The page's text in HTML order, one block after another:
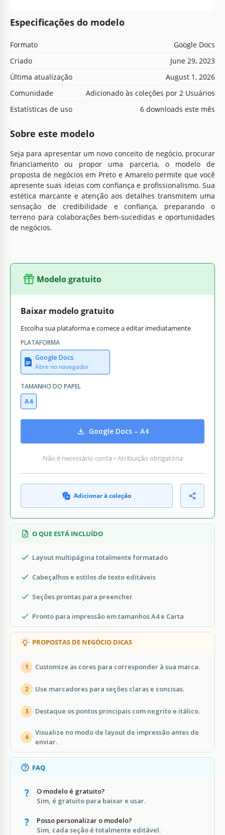
Especificações do modelo
Formato
Google Docs
Criado
June 29, 2023
Última atualização
August 1, 2026
Comunidade
Adicionado às coleções por 2 Usuários
Estatísticas de uso
6 downloads este mês
Sobre este modelo
Seja para apresentar um novo conceito de negócio, procurar
financiamento ou propor uma parceria, o modelo de
proposta de negócios em Preto e Amarelo permite que você
apresente suas ideias com confiança e profissionalismo. Sua
estética marcante e atenção aos detalhes transmitem uma
sensação de credibilidade e confiança, preparando o
terreno para colaborações bem-sucedidas e oportunidades
de negócios.
Modelo gratuito
Baixar modelo gratuito
Escolha sua plataforma e comece a editar imediatamente
PLATAFORMA
Google Docs
Abre no navegador
TAMANHO DO PAPEL
A4
Google Docs – A4
Não é necessário conta • Atribuição obrigatória
Adicionar à coleção
O QUE ESTÁ INCLUÍDO
Layout multipágina totalmente formatado
Cabeçalhos e estilos de texto editáveis
Seções prontas para preencher
Pronto para impressão em tamanhos A4 e Carta
PROPOSTAS DE NEGÓCIO DICAS
1 Customize as cores para corresponder à sua marca.
2 Use marcadores para seções claras e concisas.
3 Destaque os pontos principais com negrito e itálico.
4
Visualize no modo de layout de impressão antes de
enviar.
FAQ
O modelo é gratuito?
Sim, é gratuito para baixar e usar.
Posso personalizar o modelo?
Sim, cada seção é totalmente editável.